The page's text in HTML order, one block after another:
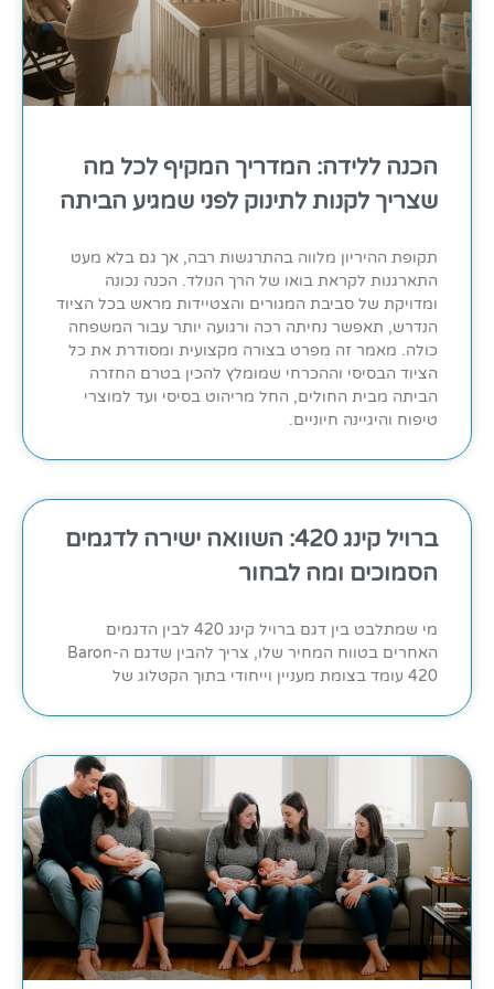
הכנה ללידה: המדריך המקיף לכל מה
שצריך לקנות לתינוק לפני שמגיע הביתה
תקופת ההיריון מלווה בהתרגשות רבה, אך גם בלא מעט
התארגנות לקראת בואו של הרך הנולד. הכנה נכונה
ומדויקת של סביבת המגורים והצטיידות מראש בכל הציוד
הנדרש, תאפשר נחיתה רכה ורגועה יותר עבור המשפחה
כולה. מאמר זה מפרט בצורה מקצועית ומסודרת את כל
הציוד הבסיסי וההכרחי שמומלץ להכין בטרם החזרה
הביתה מבית החולים, החל מריהוט בסיסי ועד למוצרי
טיפוח והיגיינה חיוניים.
ברויל קינג 420: השוואה ישירה לדגמים
הסמוכים ומה לבחור
מי שמתלבט בין דגם ברויל קינג 420 לבין הדגמים
האחרים בטווח המחיר שלו, צריך להבין שדגם ה-Baron
420 עומד בצומת מעניין וייחודי בתוך הקטלוג של